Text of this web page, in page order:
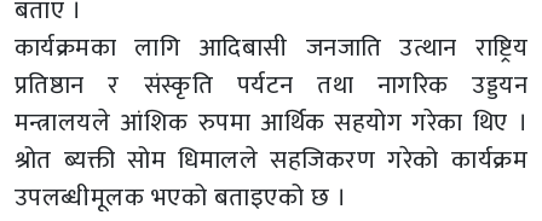
बताए ।
कार्यक्रमका लागि आदिबासी जनजाति उत्थान राष्ट्रिय
प्रतिष्ठान र संस्कृति पर्यटन तथा नागरिक उड्डयन
मन्त्रालयले आंशिक रुपमा आर्थिक सहयोग गरेका थिए ।
श्रोत ब्यक्ती सोम धिमालले सहजिकरण गरेको कार्यक्रम
उपलब्धीमूलक भएको बताइएको छ ।